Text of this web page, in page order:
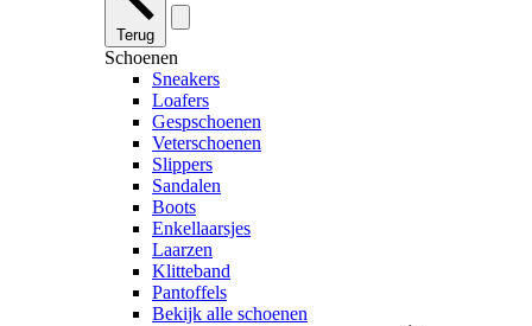
Terug
Schoenen
Sneakers
Loafers
Gespschoenen
Veterschoenen
Slippers
Sandalen
Boots
Enkellaarsjes
Laarzen
Klitteband
Pantoffels
Bekijk alle schoenen